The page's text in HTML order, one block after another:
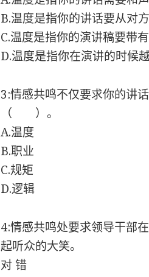
B.温度是指你的讲话要从对
C.温度是指你的演讲稿要带
D.温度是指你在演讲的时候
3:情感共鸣不仅要求你的讲
（ ）。
A.温度
B.职业
C.规矩
D.逻辑
4:情感共鸣处要求领导干部
起听众的大笑。
对 错